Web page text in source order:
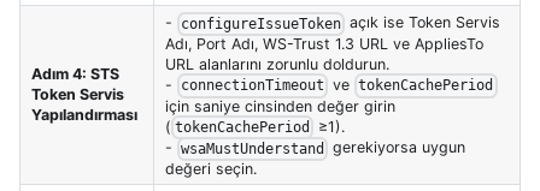
Adım 4: STS
Token Servis
Yapılandırması
- configureIssueToken açık ise Token Servis
Adı, Port Adı, WS-Trust 1.3 URL ve AppliesTo
URL alanlarını zorunlu doldurun.
-
connectionTimeout ve tokenCachePeriod
için saniye cinsinden değer girin
( tokenCachePeriod
≥1).
- wsaMustUnderstand
gerekiyorsa uygun
değeri seçin.